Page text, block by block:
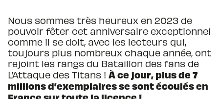
Nous sommes très heureux en 2023 de
pouvoir fêter cet anniversaire exceptionnel
comme il se doit, avec les lecteurs qui,
toujours plus nombreux chaque année, ont
rejoint les rangs du Bataillon des fans de
L’Attaque des Titans ! À ce jour, plus de 7
millions d’exemplaires se sont écoulés en